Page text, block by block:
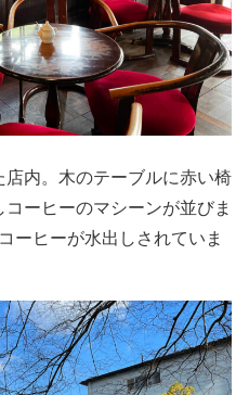
店内。木のテーブルに赤い椅
ーヒーのマシーンが並びま
ーヒーが水出しされていま